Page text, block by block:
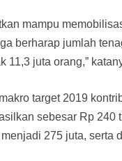
mampu
berharap jumlah
11,3 juta orang,”
target 2019
sebesar Rp
275 juta, serta